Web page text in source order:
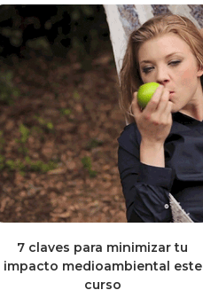
7 claves para minimizar tu
impacto medioambiental este
curso